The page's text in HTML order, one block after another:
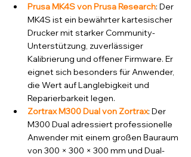
Prusa MK4S von Prusa Research: Der
MK4S ist ein bewährter kartesischer
Drucker mit starker Community-
Unterstützung, zuverlässiger
Kalibrierung und offener Firmware. Er
eignet sich besonders für Anwender,
die Wert auf Langlebigkeit und
Reparierbarkeit legen.
Zortrax M300 Dual von Zortrax: Der
M300 Dual adressiert professionelle
Anwender mit einem großen Bauraum
von 300 × 300 × 300 mm und Dual-